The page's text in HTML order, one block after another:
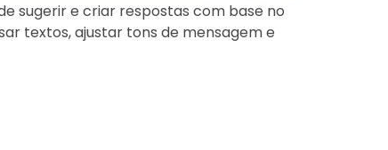
sugerir e criar respostas com base no
textos, ajustar tons de mensagem e